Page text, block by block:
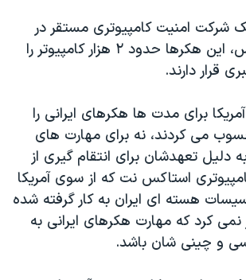
جایزه نوبل صلح
آمریکا «سی‌پک»
به چین
شرکت امنیت کامپیوتری مستقر در
دالاس ایالت تگزاس، این هکرها حدود ۲ هزار کامپیوتر را
قرار دارند.
برای مدت ها هکرهای ایرانی را
می کردند، نه برای مهارت های
دلیل تعهدشان برای انتقام گیری از
استاکس نت که از سوی آمریکا
هسته ای ایران به کار گرفته شده
نمی کرد که مهارت هکرهای ایرانی به
و چینی شان باشد.